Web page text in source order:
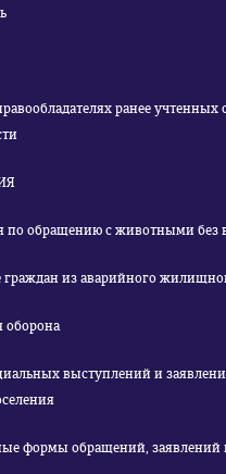
ранее учтенных
по обращению с животными без
граждан из аварийного
оборона
выступлений и
формы обращений, заявлений